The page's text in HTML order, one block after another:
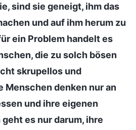
sind sie geneigt, ihm das
und auf ihm herum zu
ein Problem handelt es
die zu solch bösen
skrupellos und
Menschen denken nur an
und ihre eigenen
es nur darum, ihre